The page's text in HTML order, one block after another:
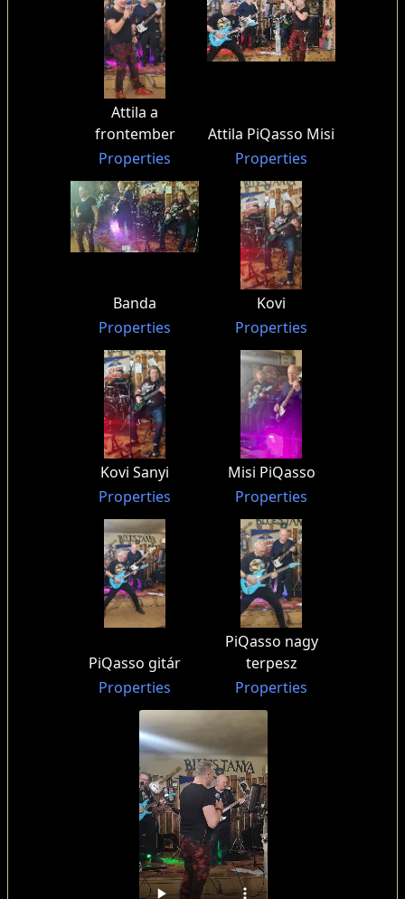
Attila a
frontember
Properties
Attila PiQasso Misi
Properties
Banda
Properties
Kovi
Properties
Kovi Sanyi
Properties
Misi PiQasso
Properties
PiQasso gitár
Properties
PiQasso nagy
terpesz
Properties